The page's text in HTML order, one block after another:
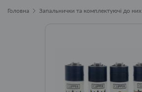
Головна Запальнички та комплектуючі до них